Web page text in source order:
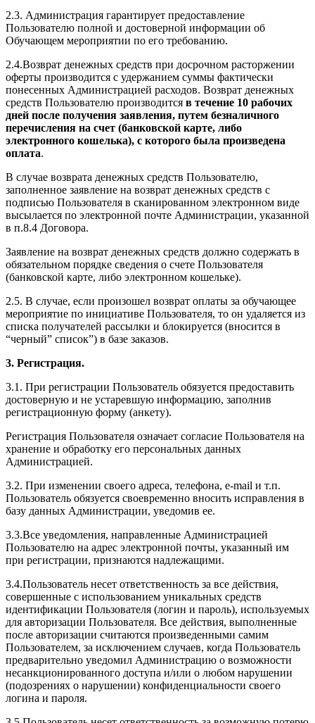
2.3. Администрация гарантирует предоставление
Пользователю полной и достоверной информации об
Обучающем мероприятии по его требованию.
2.4.Возврат денежных средств при досрочном расторжении
оферты производится с удержанием суммы фактически
понесенных Администрацией расходов. Возврат денежных
средств Пользователю производится в течение 10 рабочих
дней после получения заявления, путем безналичного
перечисления на счет (банковской карте, либо
электронного кошелька), с которого была произведена
оплата.
В случае возврата денежных средств Пользователю,
заполненное заявление на возврат денежных средств с
подписью Пользователя в сканированном электронном виде
высылается по электронной почте Администрации, указанной
в п.8.4 Договора.
Заявление на возврат денежных средств должно содержать в
обязательном порядке сведения о счете Пользователя
(банковской карте, либо электронном кошельке).
2.5. В случае, если произошел возврат оплаты за обучающее
мероприятие по инициативе Пользователя, то он удаляется из
списка получателей рассылки и блокируется (вносится в
“черный” список”) в базе заказов.
3. Регистрация.
3.1. При регистрации Пользователь обязуется предоставить
достоверную и не устаревшую информацию, заполнив
регистрационную форму (анкету).
Регистрация Пользователя означает согласие Пользователя на
хранение и обработку его персональных данных
Администрацией.
3.2. При изменении своего адреса, телефона, e-mail и т.п.
Пользователь обязуется своевременно вносить исправления в
базу данных Администрации, уведомив ее.
3.3.Все уведомления, направленные Администрацией
Пользователю на адрес электронной почты, указанный им
при регистрации, признаются надлежащими.
3.4.Пользователь несет ответственность за все действия,
совершенные с использованием уникальных средств
идентификации Пользователя (логин и пароль), используемых
для авторизации Пользователя. Все действия, выполненные
после авторизации считаются произведенными самим
Пользователем, за исключением случаев, когда Пользователь
предварительно уведомил Администрацию о возможности
несанкционированного доступа и/или о любом нарушении
(подозрениях о нарушении) конфиденциальности своего
логина и пароля.